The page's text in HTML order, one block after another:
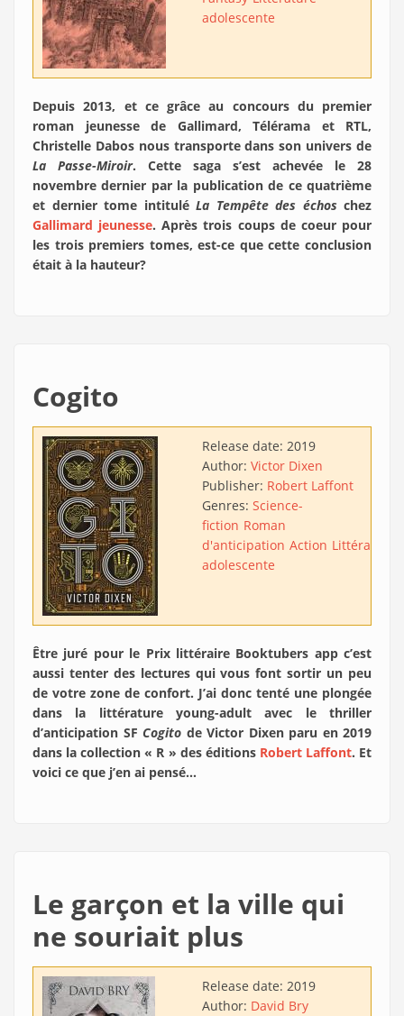
adolescente
Depuis 2013, et ce grâce au concours du premier
roman jeunesse de Gallimard, Télérama et RTL,
Christelle Dabos nous transporte dans son univers de
La Passe-Miroir. Cette saga s’est achevée le 28
novembre dernier par la publication de ce quatrième
et dernier tome intitulé La Tempête des échos chez
Gallimard jeunesse. Après trois coups de coeur pour
les trois premiers tomes, est-ce que cette conclusion
était à la hauteur?
Cogito
Release date: 2019
Author: Victor Dixen
Publisher: Robert Laffont
Genres: Science-
fiction Roman
d'anticipation Action Littérature
adolescente
Être juré pour le Prix littéraire Booktubers app c’est
aussi tenter des lectures qui vous font sortir un peu
de votre zone de confort. J’ai donc tenté une plongée
dans la littérature young-adult avec le thriller
d’anticipation SF Cogito de Victor Dixen paru en 2019
dans la collection « R » des éditions Robert Laffont. Et
voici ce que j’en ai pensé…
Le garçon et la ville qui
ne souriait plus
Release date: 2019
Author: David Bry